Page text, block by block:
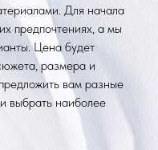
Для начала
предпочтениях, а мы
Цена будет
размера и
вам разные
выбрать наиболее